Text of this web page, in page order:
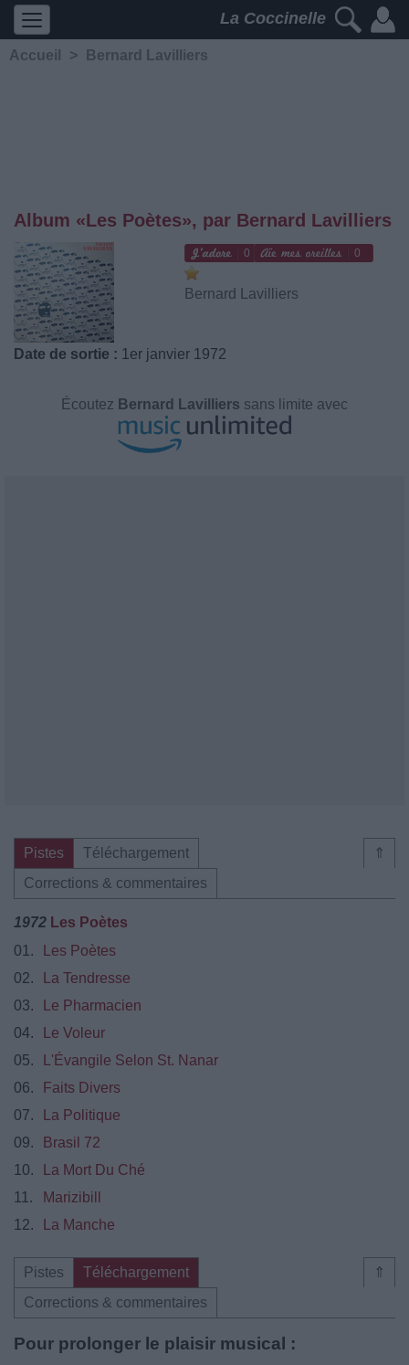
La Coccinelle
Accueil > Bernard Lavilliers
Album «Les Poètes», par Bernard Lavilliers
0 0
Bernard Lavilliers
Date de sortie : 1er janvier 1972
Écoutez Bernard Lavilliers sans limite avec
⇑
Pistes
Téléchargement
Corrections & commentaires
1972 Les Poètes
01.
Les Poètes
02.
La Tendresse
03.
Le Pharmacien
04.
Le Voleur
05.
L'Évangile Selon St. Nanar
06.
Faits Divers
07.
La Politique
09.
Brasil 72
10.
La Mort Du Ché
11.
Marizibill
12.
La Manche
⇑
Pistes
Téléchargement
Corrections & commentaires
Pour prolonger le plaisir musical :